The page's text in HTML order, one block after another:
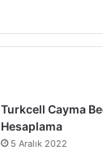
Turkcell Cayma
Hesaplama
5 Aralık 2022